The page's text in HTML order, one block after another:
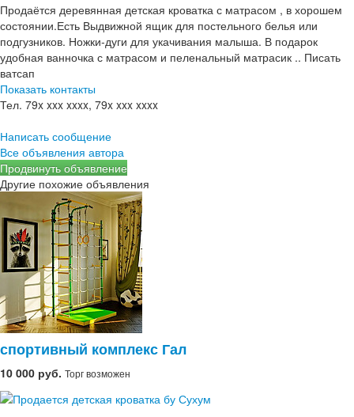
Продаётся деревянная детская кроватка с матрасом , в хорошем
состоянии.Есть Выдвижной ящик для постельного белья или
подгузников. Ножки-дуги для укачивания малыша. В подарок
удобная ванночка с матрасом и пеленальный матрасик .. Писать
ватсап
Показать контакты
Тел. 79x xxx xxxx, 79x xxx xxxx
Написать сообщение
Все объявления автора
Продвинуть объявление
Другие похожие объявления
спортивный комплекс Гал
10 000 руб. Торг возможен